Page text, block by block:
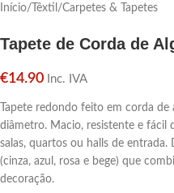
Início/ Têxtil /Carpetes & Tapetes
Tapete de Corda de
€14.90 Inc. IVA
Tapete redondo feito em corda
diâmetro. Macio, resistente e fácil
salas, quartos ou halls de
(cinza, azul, rosa e bege) que
decoração.